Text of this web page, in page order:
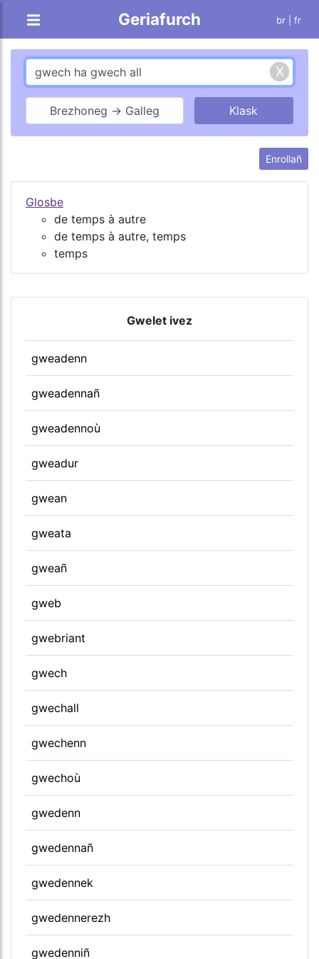
Geriafurch br | fr
Brezhoneg → Galleg
Enrollañ
Glosbe
de temps à autre
de temps à autre, temps
temps
Gwelet ivez
gweadenn
gweadennañ
gweadennoù
gweadur
gwean
gweata
gweañ
gweb
gwebriant
gwech
gwechall
gwechenn
gwechoù
gwedenn
gwedennañ
gwedennek
gwedennerezh
gwedenniñ